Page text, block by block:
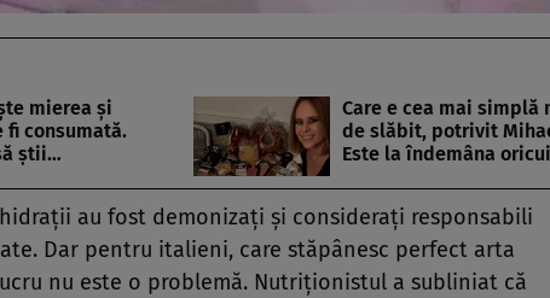
mierea și
fi consumată.
știi…
Care e cea mai simplă
de slăbit, potrivit
Este la îndemâna
au fost demonizați și considerați responsabili
Dar pentru italieni, care stăpânesc perfect arta
nu este o problemă. Nutriționistul a subliniat că